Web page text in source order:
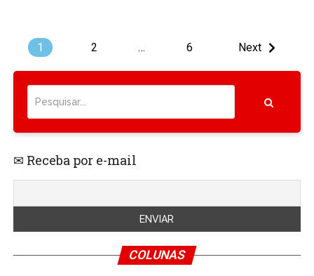
1 2 … 6 Next
✉ Receba por e-mail
COLUNAS